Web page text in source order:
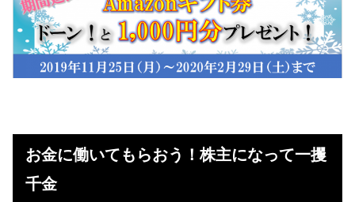
お金に働いてもらおう！株主になって一攫
千金